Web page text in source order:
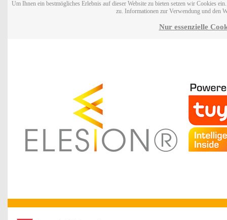
Um Ihnen ein bestmögliches Erlebnis auf dieser Website zu bieten setzen wir Cookies
zu. Informationen zur Verwendung und den
Nur essenzielle